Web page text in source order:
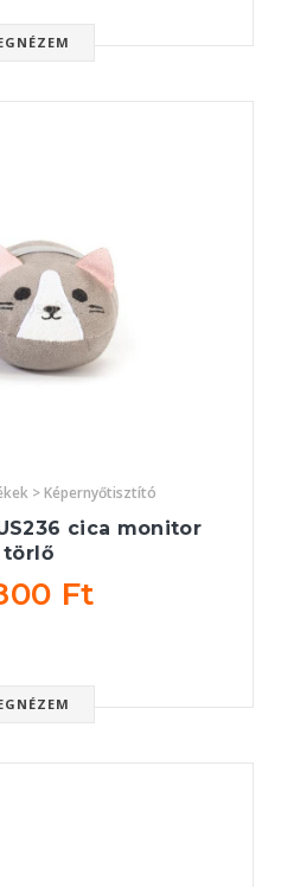
> Képernyőtisztító
cica monitor
törlő
Ft